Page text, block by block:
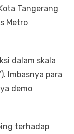
Tangerang
Metro
dalam skala
Imbasnya para
demo
terhadap